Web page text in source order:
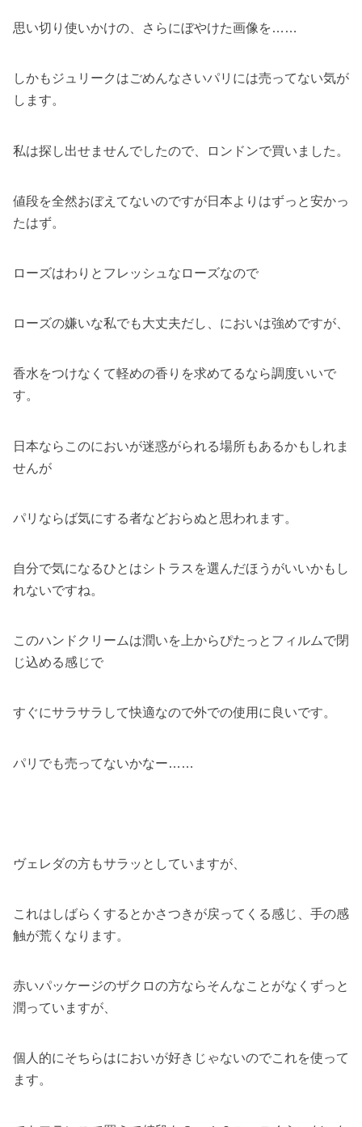
思い切り使いかけの、さらにぼやけた画像を……
しかもジュリークはごめんなさいパリには売ってない気が
します。
私は探し出せませんでしたので、ロンドンで買いました。
値段を全然おぼえてないのですが日本よりはずっと安かっ
たはず。
ローズはわりとフレッシュなローズなので
ローズの嫌いな私でも大丈夫だし、においは強めですが、
香水をつけなくて軽めの香りを求めてるなら調度いいで
す。
日本ならこのにおいが迷惑がられる場所もあるかもしれま
せんが
パリならば気にする者などおらぬと思われます。
自分で気になるひとはシトラスを選んだほうがいいかもし
れないですね。
このハンドクリームは潤いを上からぴたっとフィルムで閉
じ込める感じで
すぐにサラサラして快適なので外での使用に良いです。
パリでも売ってないかなー……
ヴェレダの方もサラッとしていますが、
これはしばらくするとかさつきが戻ってくる感じ、手の感
触が荒くなります。
赤いパッケージのザクロの方ならそんなことがなくずっと
潤っていますが、
個人的にそちらはにおいが好きじゃないのでこれを使って
ます。